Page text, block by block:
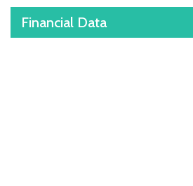
Financial Data